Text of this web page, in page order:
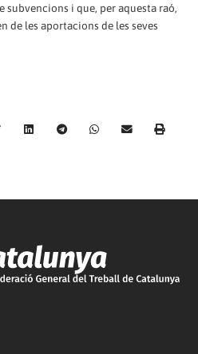
subvencions i que, per aquesta raó,
de les aportacions de les seves